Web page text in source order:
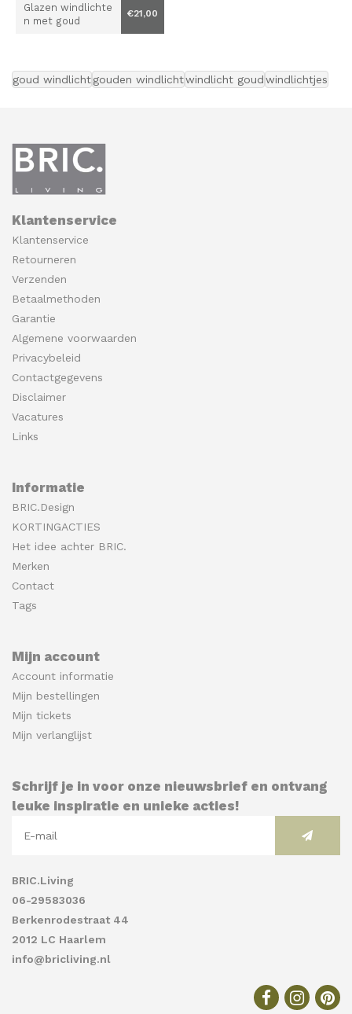
Glazen windlichte
n met goud
€21,00
goud windlichtgouden windlichtwindlicht goudwindlichtjes
Klantenservice
Klantenservice
Retourneren
Verzenden
Betaalmethoden
Garantie
Algemene voorwaarden
Privacybeleid
Contactgegevens
Disclaimer
Vacatures
Links
Informatie
BRIC.Design
KORTINGACTIES
Het idee achter BRIC.
Merken
Contact
Tags
Mijn account
Account informatie
Mijn bestellingen
Mijn tickets
Mijn verlanglijst
Schrijf je in voor onze nieuwsbrief en ontvang
leuke inspiratie en unieke acties!
BRIC.Living
06-29583036
Berkenrodestraat 44
2012 LC Haarlem
info@bricliving.nl